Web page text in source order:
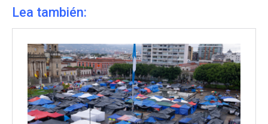
Lea también: